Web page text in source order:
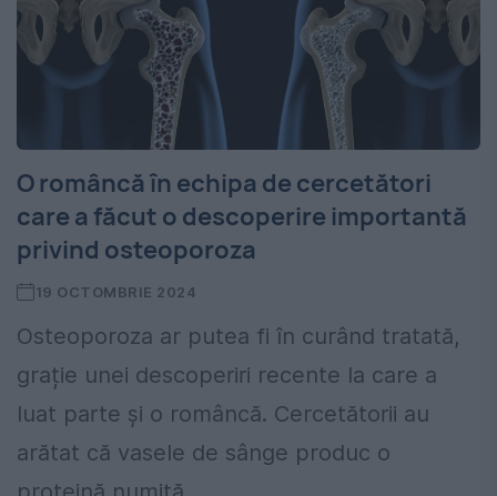
O româncă în echipa de cercetători
care a făcut o descoperire importantă
privind osteoporoza
19 OCTOMBRIE 2024
Osteoporoza ar putea fi în curând tratată,
grație unei descoperiri recente la care a
luat parte și o româncă. Cercetătorii au
arătat că vasele de sânge produc o